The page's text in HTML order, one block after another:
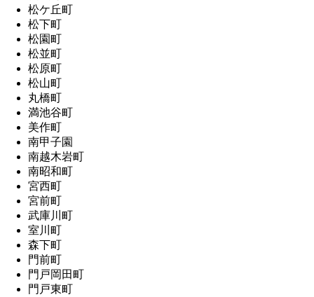
松ケ丘町
松下町
松園町
松並町
松原町
松山町
丸橋町
満池谷町
美作町
南甲子園
南越木岩町
南昭和町
宮西町
宮前町
武庫川町
室川町
森下町
門前町
門戸岡田町
門戸東町